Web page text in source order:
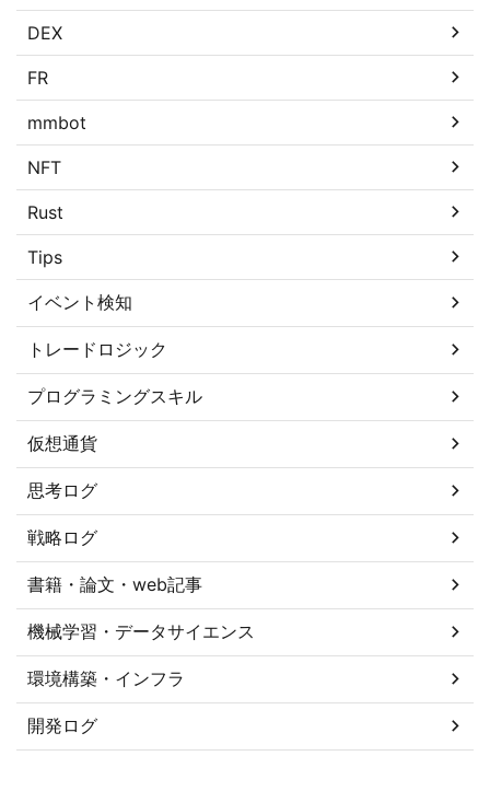
DEX
FR
mmbot
NFT
Rust
Tips
イベント検知
トレードロジック
プログラミングスキル
仮想通貨
思考ログ
戦略ログ
書籍・論文・web記事
機械学習・データサイエンス
環境構築・インフラ
開発ログ